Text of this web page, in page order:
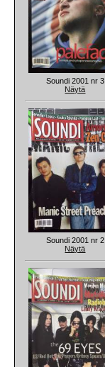
Soundi 2001 nr 3
Näytä
Soundi 2001 nr 2
Näytä